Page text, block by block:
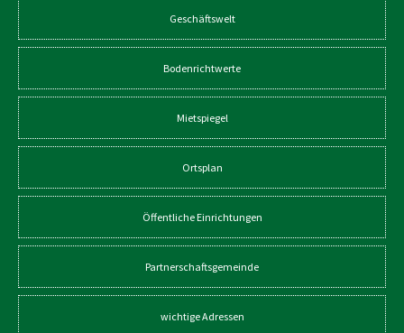
Geschäftswelt
Bodenrichtwerte
Mietspiegel
Ortsplan
Öffentliche Einrichtungen
Partnerschaftsgemeinde
wichtige Adressen